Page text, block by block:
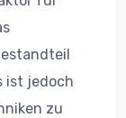
ist jedoch
zu